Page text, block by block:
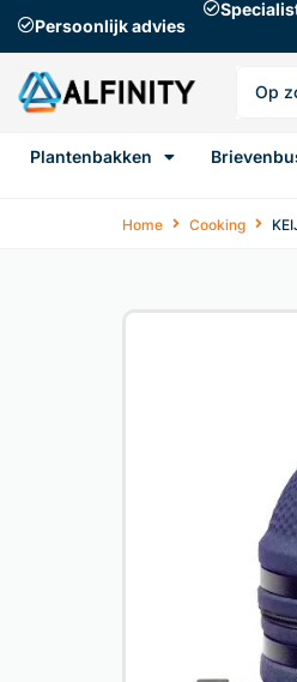
Persoonlijk advies
Plantenbakken
Home Cooking